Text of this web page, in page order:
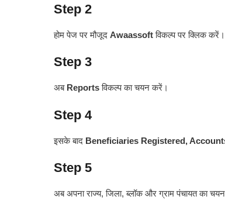
Step 2
होम पेज पर मौजूद Awaassoftविकल्प पर क्लिक करें।
Step 3
अब Reportsविकल्प का चयन करें।
Step 4
इसके बाद Beneficiaries Registered,
Step 5
अब अपना राज्य, जिला, ब्लॉक और ग्राम पंचायत का